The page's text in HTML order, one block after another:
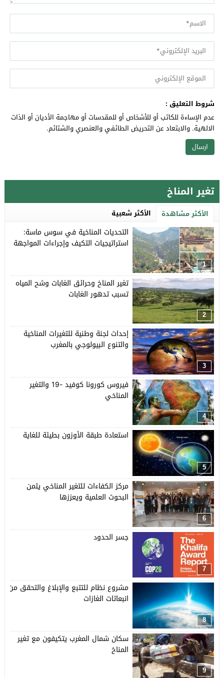
شروط التعليق :
عدم الإساءة للكاتب أو للأشخاص أو للمقدسات أو مهاجمة الأديان أو الذات
الالهية. والابتعاد عن التحريض الطائفي والعنصري والشتائم.
تغير المناخ
الأكثر مشاهدة الأكثر شعبية
1
التحديات المناخية في سوس ماسة:
استراتيجيات التكيف وإجراءات المواجهة
2
تغير المناخ وحرائق الغابات وشح المياه
تسبب تدهور الغابات
3
إحداث لجنة وطنية للتغيرات المناخية
والتنوع البيولوجي بالمغرب
4
فيروس كورونا كوفيد -19 والتغير
المناخي
5
استعادة طبقة الأوزون بطيئة للغاية
6
مركز الكفاءات للتغير المناخي يثمن
البحوث العلمية ويعززها
7
جسر الحدود
8
مشروع نظام للتتبع والإبلاغ والتحقق من
انبعاثات الغازات
9
سكان شمال المغرب يتكيفون مع تغير
المناخ